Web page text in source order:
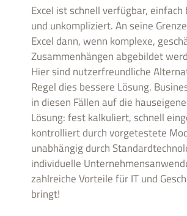
Excel ist schnell verfügbar, einfach
und unkompliziert. An seine
Excel dann, wenn komplexe,
Zusammenhängen abgebildet
Hier sind nutzerfreundliche
Regel dies bessere Lösung.
in diesen Fällen auf die hauseigene
Lösung: fest kalkuliert, schnell
kontrolliert durch vorgetestete
unabhängig durch
individuelle
zahlreiche Vorteile für IT und
bringt!